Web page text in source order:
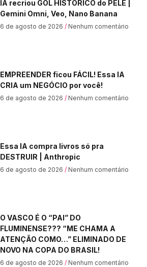
IA recriou GOL HISTÓRICO do PELÉ |
Gemini Omni, Veo, Nano Banana
6 de agosto de 2026 Nenhum comentário
EMPREENDER ficou FÁCIL! Essa IA
CRIA um NEGÓCIO por você!
6 de agosto de 2026 Nenhum comentário
Essa IA compra livros só pra
DESTRUIR | Anthropic
6 de agosto de 2026 Nenhum comentário
O VASCO É O “PAI” DO
FLUMINENSE??? “ME CHAMA A
ATENÇÃO COMO…” ELIMINADO DE
NOVO NA COPA DO BRASIL!
6 de agosto de 2026 Nenhum comentário